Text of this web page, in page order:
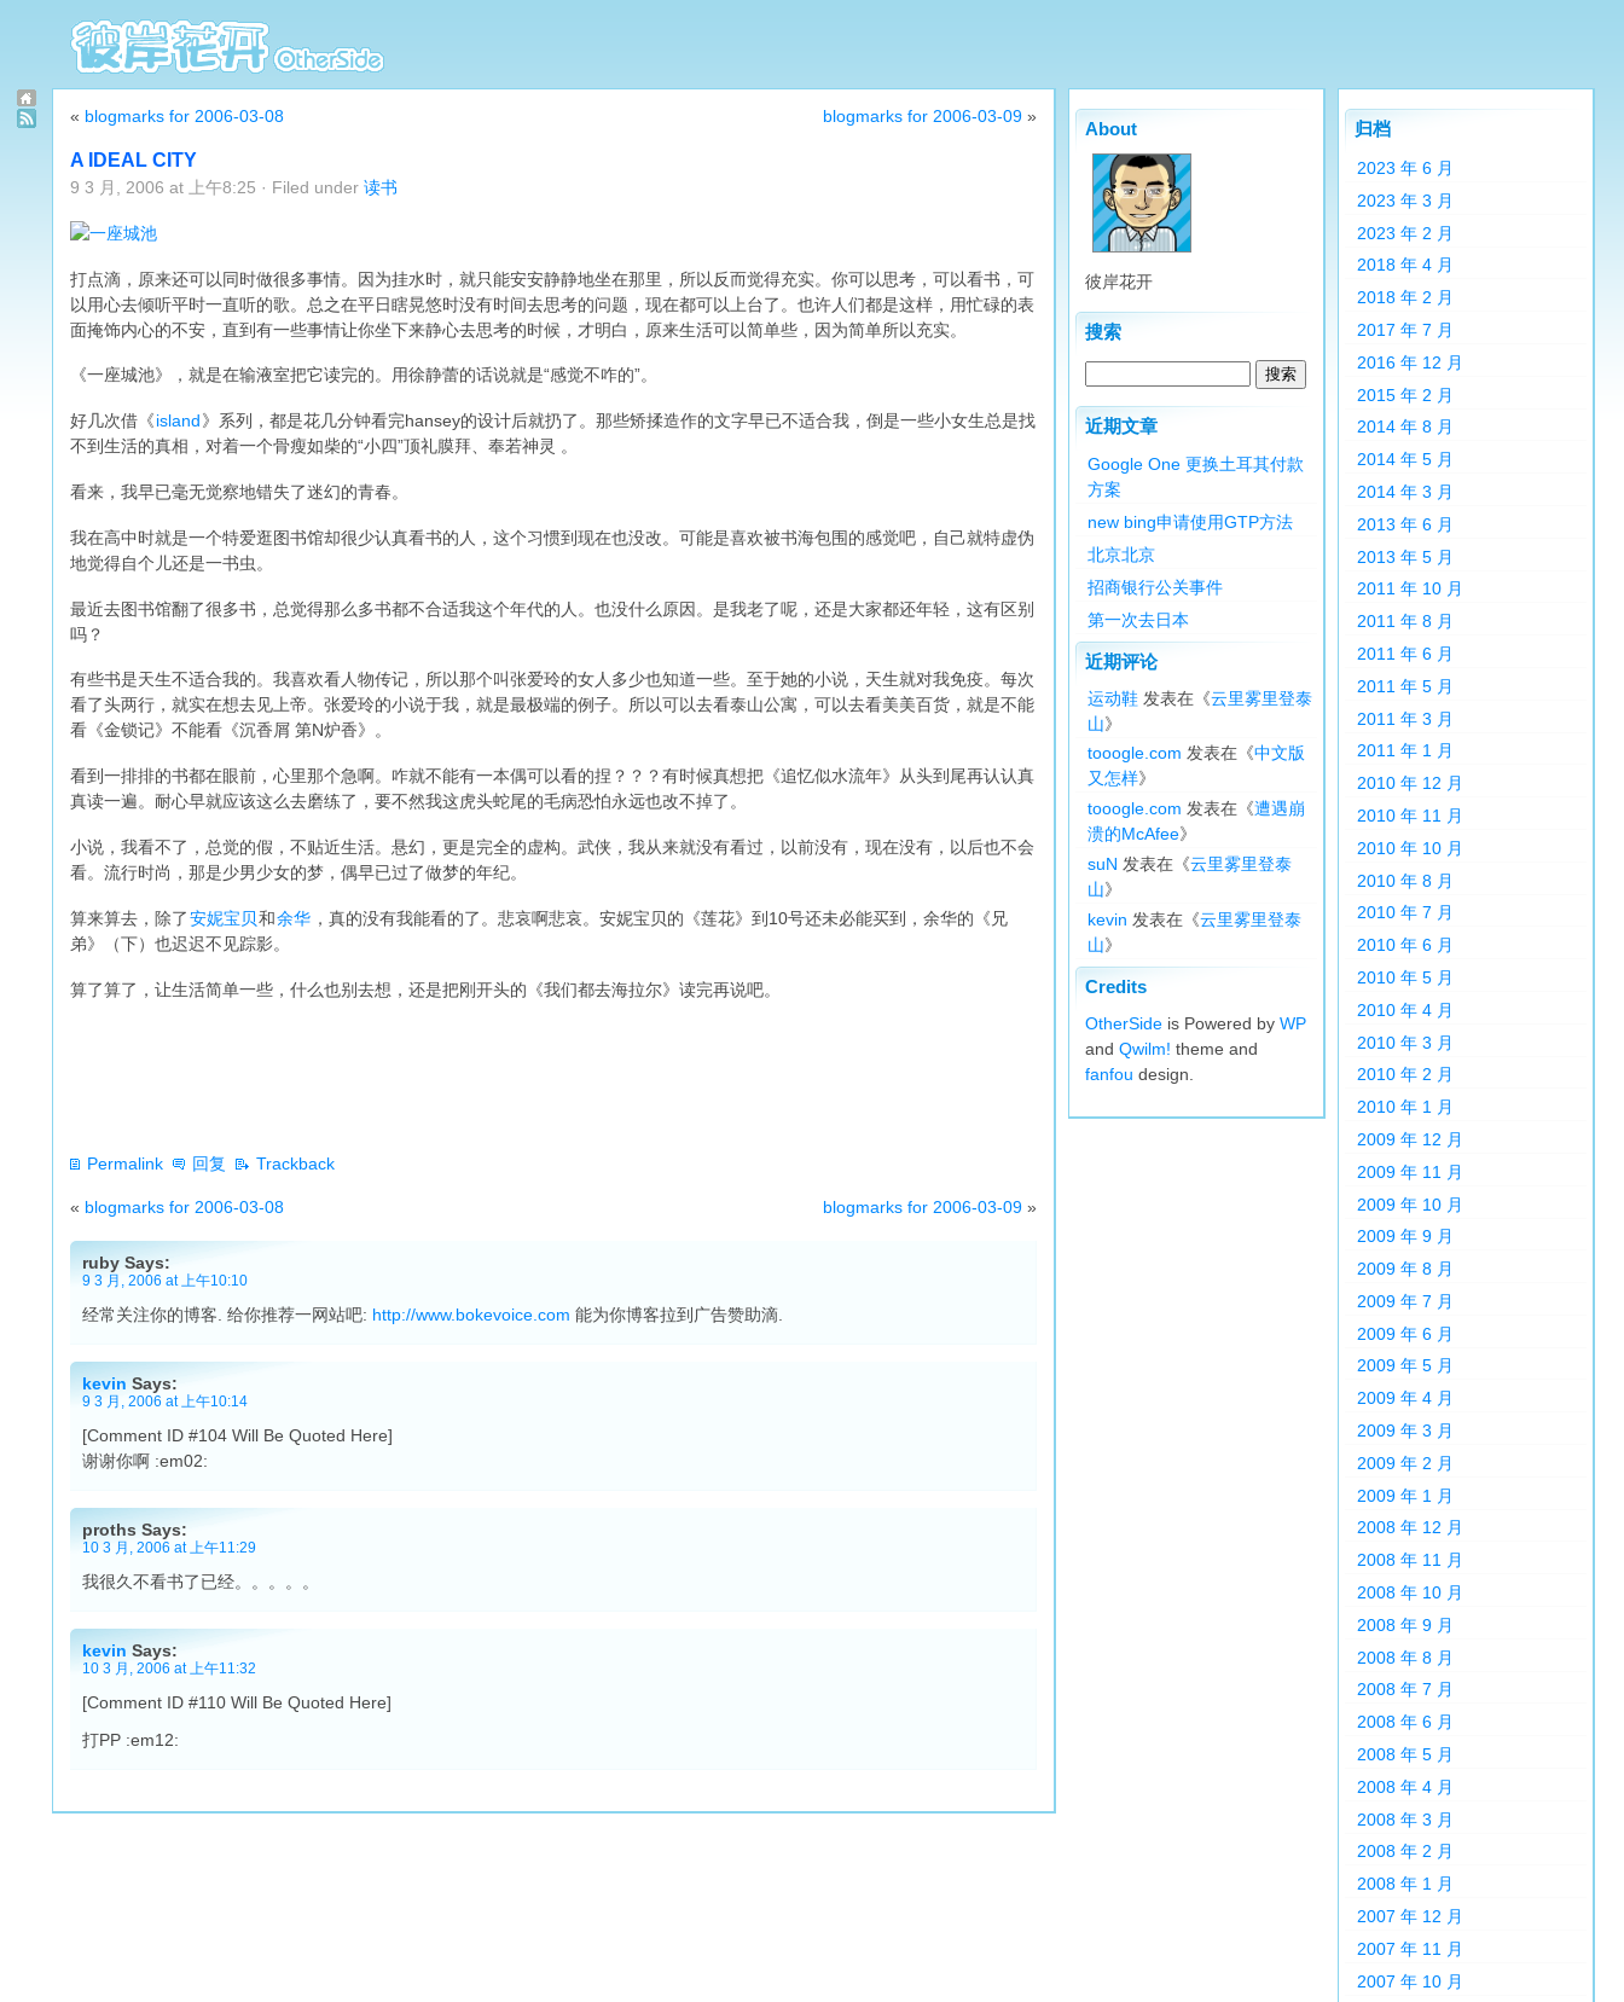
blogmarks for 2006-03-09 »
« blogmarks for 2006-03-08
A IDEAL CITY
9 3 月, 2006 at 上午8:25 · Filed under 读书
打点滴，原来还可以同时做很多事情。因为挂水时，就只能安安静静地坐在那里，所以反而觉得充实。你可以思考，可以看书，可
以用心去倾听平时一直听的歌。总之在平日瞎晃悠时没有时间去思考的问题，现在都可以上台了。也许人们都是这样，用忙碌的表
面掩饰内心的不安，直到有一些事情让你坐下来静心去思考的时候，才明白，原来生活可以简单些，因为简单所以充实。
《一座城池》，就是在输液室把它读完的。用徐静蕾的话说就是“感觉不咋的”。
好几次借《island》系列，都是花几分钟看完hansey的设计后就扔了。那些矫揉造作的文字早已不适合我，倒是一些小女生总是找
不到生活的真相，对着一个骨瘦如柴的“小四”顶礼膜拜、奉若神灵 。
看来，我早已毫无觉察地错失了迷幻的青春。
我在高中时就是一个特爱逛图书馆却很少认真看书的人，这个习惯到现在也没改。可能是喜欢被书海包围的感觉吧，自己就特虚伪
地觉得自个儿还是一书虫。
最近去图书馆翻了很多书，总觉得那么多书都不合适我这个年代的人。也没什么原因。是我老了呢，还是大家都还年轻，这有区别
吗？
有些书是天生不适合我的。我喜欢看人物传记，所以那个叫张爱玲的女人多少也知道一些。至于她的小说，天生就对我免疫。每次
看了头两行，就实在想去见上帝。张爱玲的小说于我，就是最极端的例子。所以可以去看泰山公寓，可以去看美美百货，就是不能
看《金锁记》不能看《沉香屑 第N炉香》。
看到一排排的书都在眼前，心里那个急啊。咋就不能有一本偶可以看的捏？？？有时候真想把《追忆似水流年》从头到尾再认认真
真读一遍。耐心早就应该这么去磨练了，要不然我这虎头蛇尾的毛病恐怕永远也改不掉了。
小说，我看不了，总觉的假，不贴近生活。悬幻，更是完全的虚构。武侠，我从来就没有看过，以前没有，现在没有，以后也不会
看。流行时尚，那是少男少女的梦，偶早已过了做梦的年纪。
算来算去，除了安妮宝贝和余华 ，真的没有我能看的了。悲哀啊悲哀。安妮宝贝的《莲花》到10号还未必能买到，余华的《兄
弟》（下）也迟迟不见踪影。
算了算了，让生活简单一些，什么也别去想，还是把刚开头的《我们都去海拉尔》读完再说吧。
Permalink 回复 Trackback
blogmarks for 2006-03-09 »
« blogmarks for 2006-03-08
ruby Says:
9 3 月, 2006 at 上午10:10
经常关注你的博客. 给你推荐一网站吧: http://www.bokevoice.com 能为你博客拉到广告赞助滴.
kevin Says:
9 3 月, 2006 at 上午10:14
[Comment ID #104 Will Be Quoted Here]
谢谢你啊 :em02:
proths Says:
10 3 月, 2006 at 上午11:29
我很久不看书了已经。。。。。
kevin Says:
10 3 月, 2006 at 上午11:32
[Comment ID #110 Will Be Quoted Here]
打PP :em12:
About
彼岸花开
搜索
近期文章
Google One 更换土耳其付款
方案
new bing申请使用GTP方法
北京北京
招商银行公关事件
第一次去日本
近期评论
运动鞋 发表在《云里雾里登泰
山》
tooogle.com 发表在《中文版
又怎样》
tooogle.com 发表在《遭遇崩
溃的McAfee》
suN 发表在《云里雾里登泰
山》
kevin 发表在《云里雾里登泰
山》
Credits
OtherSide is Powered by WP
and Qwilm! theme and
fanfou design.
归档
2023 年 6 月
2023 年 3 月
2023 年 2 月
2018 年 4 月
2018 年 2 月
2017 年 7 月
2016 年 12 月
2015 年 2 月
2014 年 8 月
2014 年 5 月
2014 年 3 月
2013 年 6 月
2013 年 5 月
2011 年 10 月
2011 年 8 月
2011 年 6 月
2011 年 5 月
2011 年 3 月
2011 年 1 月
2010 年 12 月
2010 年 11 月
2010 年 10 月
2010 年 8 月
2010 年 7 月
2010 年 6 月
2010 年 5 月
2010 年 4 月
2010 年 3 月
2010 年 2 月
2010 年 1 月
2009 年 12 月
2009 年 11 月
2009 年 10 月
2009 年 9 月
2009 年 8 月
2009 年 7 月
2009 年 6 月
2009 年 5 月
2009 年 4 月
2009 年 3 月
2009 年 2 月
2009 年 1 月
2008 年 12 月
2008 年 11 月
2008 年 10 月
2008 年 9 月
2008 年 8 月
2008 年 7 月
2008 年 6 月
2008 年 5 月
2008 年 4 月
2008 年 3 月
2008 年 2 月
2008 年 1 月
2007 年 12 月
2007 年 11 月
2007 年 10 月